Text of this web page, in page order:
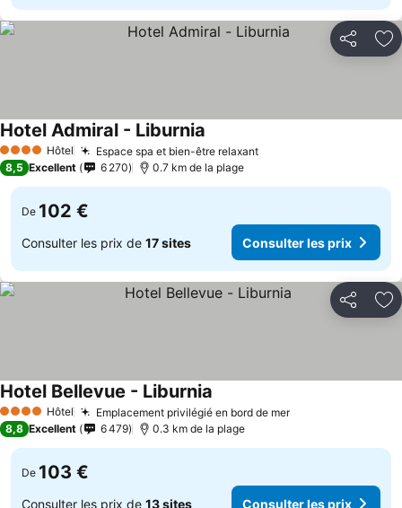
Partager
4 Étoiles Hôtel Espace spa et bien-être relaxant
Hotel Admiral - Liburnia
8,5 Excellent 6 270 0.7 km de la plage
De 102 €
Consulter les prix de 17 sites Consulter les prix
Partager
4 Étoiles Hôtel Emplacement privilégié en bord de mer
Hotel Bellevue - Liburnia
8,8 Excellent 6 479 0.3 km de la plage
De 103 €
Consulter les prix de 13 sites Consulter les prix